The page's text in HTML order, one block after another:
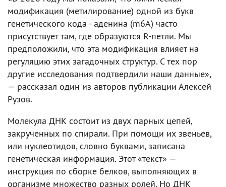
модификация (метилирование) одной из букв
генетического кода - аденина (m6A) часто
присутствует там, где образуются R-петли. Мы
предположили, что эта модификация влияет на
регуляцию этих загадочных структур. С тех пор
другие исследования подтвердили наши данные»,
— рассказал один из авторов публикации Алексей
Рузов.
Молекула ДНК состоит из двух парных цепей,
закрученных по спирали. При помощи их звеньев,
или нуклеотидов, словно буквами, записана
генетическая информация. Этот «текст» —
инструкция по сборке белков, выполняющих в
организме множество разных ролей. Но ДНК